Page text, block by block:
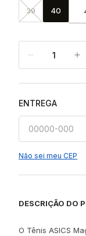
39 40
1
ENTREGA
Não sei meu CEP
DESCRIÇÃO DO
O Tênis ASICS